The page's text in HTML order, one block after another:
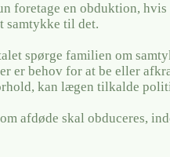
foretage en obduktion,
samtykke til det.
spørge familien om
er behov for at be eller
kan lægen tilkalde
afdøde skal obduceres,